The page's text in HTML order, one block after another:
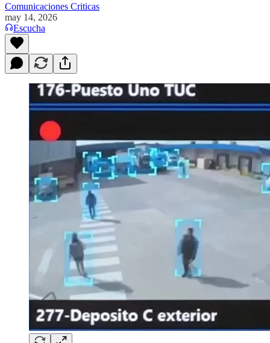
Comunicaciones Criticas
may 14, 2026
Escucha